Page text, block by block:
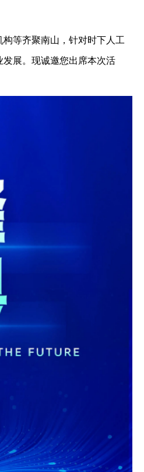
等齐聚南山， 针对时下人工
发展。 现诚邀您出席本次活